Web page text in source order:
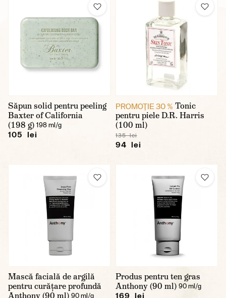
Săpun solid pentru peeling
Baxter of California
(198 g) 198 ml/g
105 lei
PROMOŢIE 30 % Tonic
pentru piele D.R. Harris
(100 ml)
135 lei
94 lei
Mască facială de argilă
pentru curățare profundă
Anthony (90 ml) 90 ml/g
Produs pentru ten gras
Anthony (90 ml) 90 ml/g
169 lei